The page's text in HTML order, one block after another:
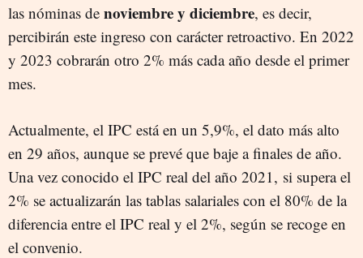
las nóminas de noviembre y diciembre, es decir,
percibirán este ingreso con carácter retroactivo. En 2022
y 2023 cobrarán otro 2% más cada año desde el primer
mes.
Actualmente, el IPC está en un 5,9%, el dato más alto
en 29 años, aunque se prevé que baje a finales de año.
Una vez conocido el IPC real del año 2021, si supera el
2% se actualizarán las tablas salariales con el 80% de la
diferencia entre el IPC real y el 2%, según se recoge en
el convenio.